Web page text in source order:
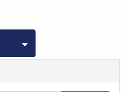
Seleccionar